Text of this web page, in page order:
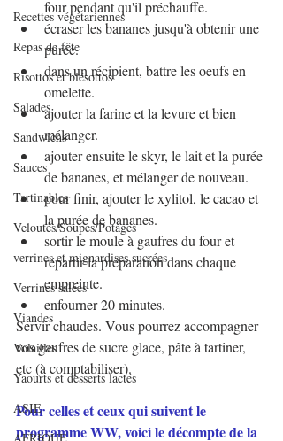
Recettes végétariennes
Repas de fête
Risottos et blésottos
Salades
Sandwichs
Sauces
Tartinables
Veloutés/Soupes/Potages
verrines et mignardises sucrées
Verrines salées
Viandes
Volailles
Yaourts et desserts lactés
ASIE
four pendant qu'il préchauffe.
écraser les bananes jusqu'à obtenir une
purée.
dans un récipient, battre les oeufs en
omelette.
ajouter la farine et la levure et bien
mélanger.
ajouter ensuite le skyr, le lait et la purée
de bananes, et mélanger de nouveau.
pour finir, ajouter le xylitol, le cacao et
la purée de bananes.
sortir le moule à gaufres du four et
répartir la préparation dans chaque
empreinte.
enfourner 20 minutes.
Servir chaudes. Vous pourrez accompagner
vos gaufres de sucre glace, pâte à tartiner,
etc (à comptabiliser).
Pour celles et ceux qui suivent le
programme WW, voici le décompte de la